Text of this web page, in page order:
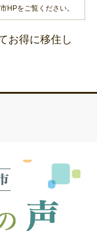
HPをご覧ください。
お得に移住し